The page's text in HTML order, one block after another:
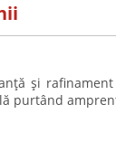
și
purtând